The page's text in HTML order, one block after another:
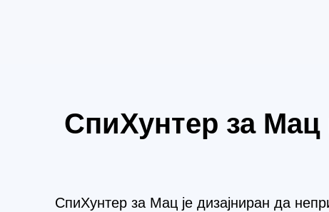
СпиХунтер за Мац
СпиХунтер за Мац је дизајниран да